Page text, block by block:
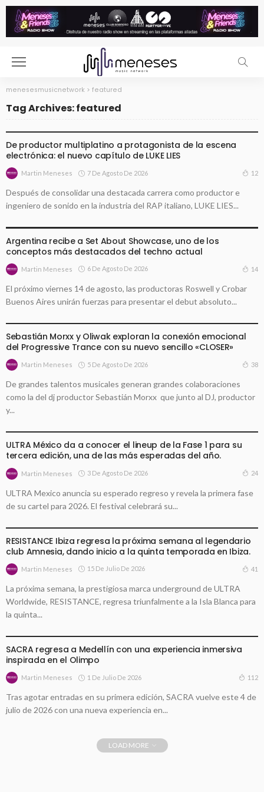
menesesmusicnetwork > featured
Tag Archives: featured
De productor multiplatino a protagonista de la escena
electrónica: el nuevo capítulo de LUKE LIES
Martin Meneses 7 De Agosto De 2026 12
Después de consolidar una destacada carrera como productor e
ingeniero de sonido en la industria del RAP italiano, LUKE LIES...
Argentina recibe a Set About Showcase, uno de los
conceptos más destacados del techno actual
Martin Meneses 6 De Agosto De 2026 14
El próximo viernes 14 de agosto, las productoras Roswell y Crobar
Buenos Aires unirán fuerzas para presentar el debut absoluto...
Sebastián Morxx y Oliwak exploran la conexión emocional
del Progressive Trance con su nuevo sencillo «CLOSER»
Martin Meneses 5 De Agosto De 2026 38
De grandes talentos musicales generan grandes colaboraciones
como la del dj productor Sebastián Morxx que junto al DJ, productor
y...
ULTRA México da a conocer el lineup de la Fase 1 para su
tercera edición, una de las más esperadas del año.
Martin Meneses 3 De Agosto De 2026 24
ULTRA Mexico anuncia su esperado regreso y revela la primera fase
de su cartel para 2026. El festival celebrará su...
RESISTANCE Ibiza regresa la próxima semana al legendario
club Amnesia, dando inicio a la quinta temporada en Ibiza.
Martin Meneses 15 De Julio De 2026 41
La próxima semana, la prestigiosa marca underground de ULTRA
Worldwide, RESISTANCE, regresa triunfalmente a la Isla Blanca para
la quinta...
SACRA regresa a Medellín con una experiencia inmersiva
inspirada en el Olimpo
Martin Meneses 1 De Julio De 2026 112
Tras agotar entradas en su primera edición, SACRA vuelve este 4 de
julio de 2026 con una nueva experiencia en...
LOAD MORE